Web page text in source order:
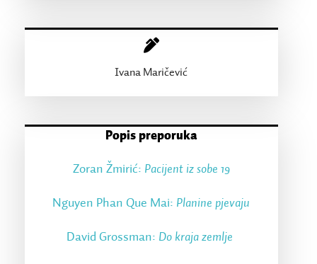
Ivana Maričević
Popis preporuka
Zoran Žmirić: Pacijent iz sobe 19
Nguyen Phan Que Mai: Planine pjevaju
David Grossman: Do kraja zemlje